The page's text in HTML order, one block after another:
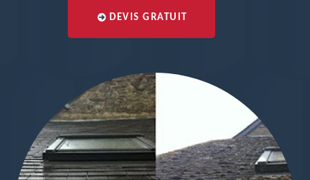
DEVIS GRATUIT